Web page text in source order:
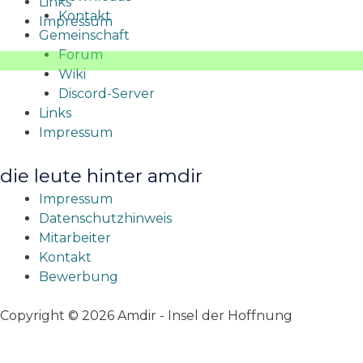
Impressum
Kontakt
Gemeinschaft
Forum
Wiki
Discord-Server
Links
Impressum
die leute hinter amdir
Impressum
Datenschutzhinweis
Mitarbeiter
Kontakt
Bewerbung
Copyright © 2026 Amdir - Insel der Hoffnung